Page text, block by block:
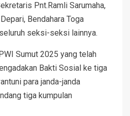
Pnt.Ramli Sarumaha,
Bendahara Toga
seksi-seksi lainnya.
Sumut 2025 yang telah
Bakti Sosial ke tiga
para janda-janda
tiga kumpulan